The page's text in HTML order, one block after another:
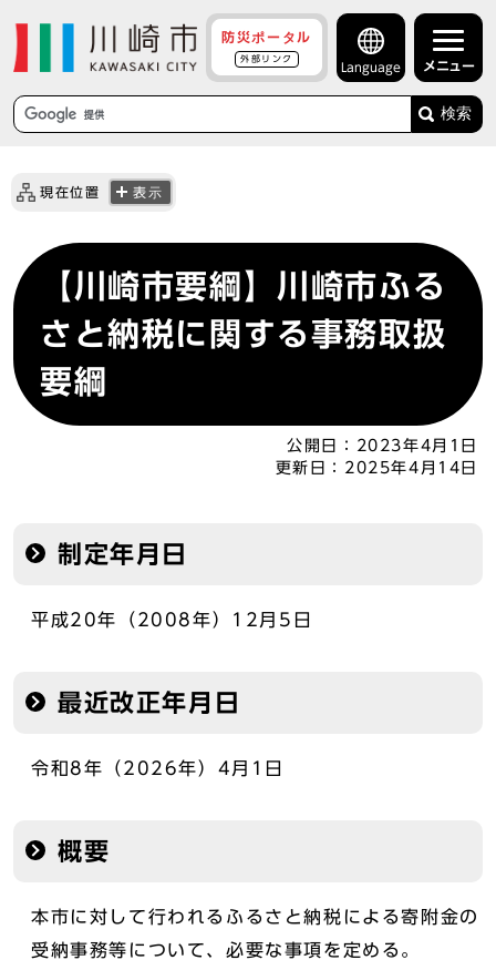
防災ポータル
外部リンク
Language メニュー
検索
現在位置 表示
【川崎市要綱】川崎市ふる
さと納税に関する事務取扱
要綱
公開日：
2023年4月1日
更新日： 2025年4月14日
制定年月日
平成20年（2008年）12月5日
最近改正年月日
令和8年（2026年）4月1日
概要
本市に対して行われるふるさと納税による寄附金の
受納事務等について、必要な事項を定める。